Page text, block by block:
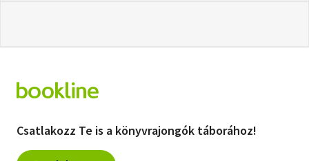
Csatlakozz Te is a könyvrajongók táborához!